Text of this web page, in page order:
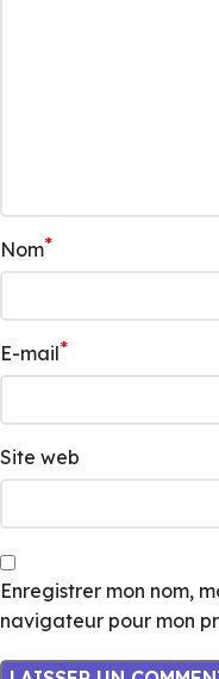
Nom*
E-mail*
Site web
Enregistrer mon nom,
navigateur pour mon